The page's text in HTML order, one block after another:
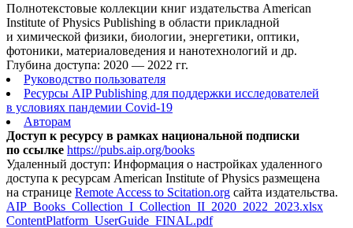
Полнотекстовые коллекции книг издательства American
Institute of Physics Publishing в области прикладной
и химической физики, биологии, энергетики, оптики,
фотоники, материаловедения и нанотехнологий и др.
Глубина доступа: 2020 — 2022 гг.
Руководство пользователя
Ресурсы AIP Publishing для поддержки исследователей
в условиях пандемии Covid-19
Авторам
Доступ к ресурсу в рамках национальной подписки
по ссылке https://pubs.aip.org/books
Удаленный доступ: Информация о настройках удаленного
доступа к ресурсам American Institute of Physics размещена
на странице Remote Access to Scitation.org сайта издательства.
AIP_Books_Collection_I_Collection_II_2020_2022_2023.xlsx
ContentPlatform_UserGuide_FINAL.pdf